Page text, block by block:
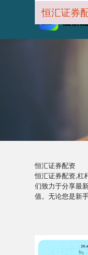
恒汇证券配资
恒汇证券配资,杠
们致力于分享最
值。无论您是新
恒汇证券